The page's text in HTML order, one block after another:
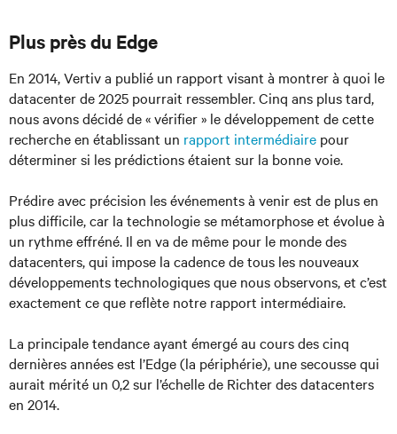
Plus près du Edge
En 2014, Vertiv a publié un rapport visant à montrer à quoi le
datacenter de 2025 pourrait ressembler. Cinq ans plus tard,
nous avons décidé de « vérifier » le développement de cette
recherche en établissant un rapport intermédiaire pour
déterminer si les prédictions étaient sur la bonne voie.
Prédire avec précision les événements à venir est de plus en
plus difficile, car la technologie se métamorphose et évolue à
un rythme effréné. Il en va de même pour le monde des
datacenters, qui impose la cadence de tous les nouveaux
développements technologiques que nous observons, et c’est
exactement ce que reflète notre rapport intermédiaire.
La principale tendance ayant émergé au cours des cinq
dernières années est l’Edge (la périphérie), une secousse qui
aurait mérité un 0,2 sur l’échelle de Richter des datacenters
en 2014.